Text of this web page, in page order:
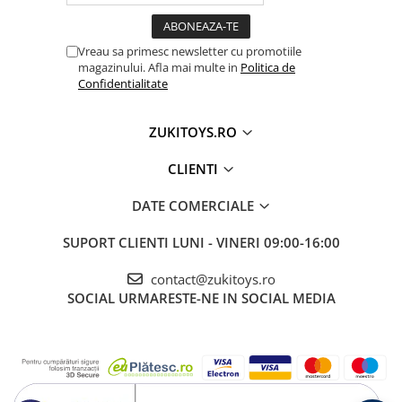
susțin dezvoltarea armonioasă prin învățare prin
🎯 Ideal pentru:
• Copii cu vârsta între 3 și 8 ani
• Băieți și fete pasionați de tractoare, utilaje și
prin activități interactive
• Cadouri speciale pentru aniversări, sărbători sau
alte ocazii importante
Vreau sa primesc newsletter cu promotiile
magazinului. Afla mai multe in Politica de
Confidentialitate
ZUKITOYS.RO
CLIENTI
DATE COMERCIALE
SUPORT CLIENTI LUNI - VINERI 09:00-16:00
contact@zukitoys.ro
SOCIAL URMARESTE-NE IN SOCIAL MEDIA